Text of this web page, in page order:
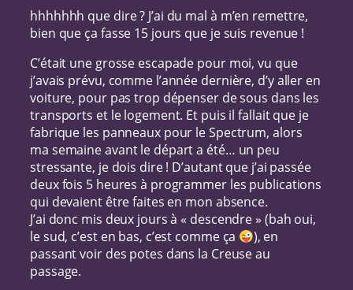
hhhhhhh que dire ? J’ai du mal à m’en remettre,
bien que ça fasse 15 jours que je suis revenue !
C’était une grosse escapade pour moi, vu que
j’avais prévu, comme l’année dernière, d’y aller en
voiture, pour pas trop dépenser de sous dans les
transports et le logement. Et puis il fallait que je
fabrique les panneaux pour le Spectrum, alors
ma semaine avant le départ a été… un peu
stressante, je dois dire ! D’autant que j’ai passée
deux fois 5 heures à programmer les publications
qui devaient être faites en mon absence.
J’ai donc mis deux jours à « descendre » (bah oui,
le sud, c’est en bas, c’est comme ça
), en
passant voir des potes dans la Creuse au
passage.